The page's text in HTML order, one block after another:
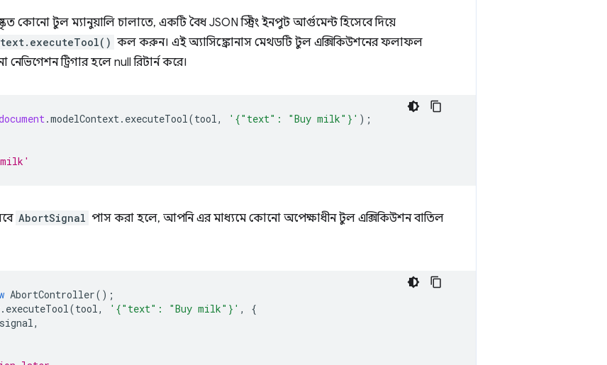
কোনো টুল ম্যানুয়ালি চালাতে, একটি বৈধ JSON স্ট্রিং ইনপুট আর্গুমেন্ট হিসেবে দিয়ে
কল করুন। এই অ্যাসিঙ্ক্রোনাস মেথডটি টুল এক্সিকিউশনের ফলাফল
ট্রিগার হলে null রিটার্ন করে।
.modelContext. executeTool(tool, '{"text": "Buy milk"}' );
AbortSignal পাস করা হলে, আপনি এর মাধ্যমে কোনো অপেক্ষাধীন টুল এক্সিকিউশন বাতিল
AbortController();
. executeTool(tool, '{"text": "Buy milk"}' ,
{
signal,